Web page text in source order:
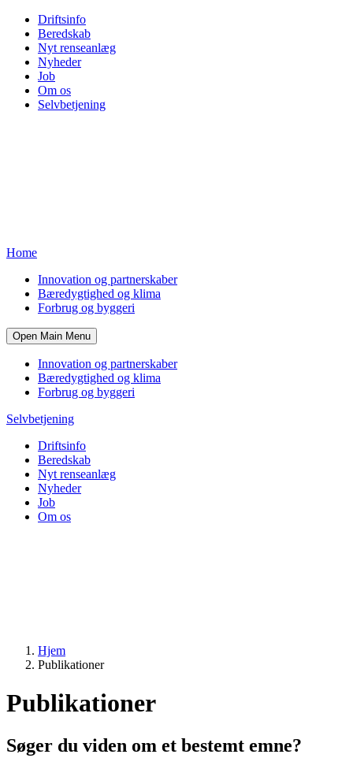
Driftsinfo
Beredskab
Nyt renseanlæg
Nyheder
Job
Om os
Selvbetjening
Home
Innovation og partnerskaber
Bæredygtighed og klima
Forbrug og byggeri
Open Main Menu
Innovation og partnerskaber
Bæredygtighed og klima
Forbrug og byggeri
Selvbetjening
Driftsinfo
Beredskab
Nyt renseanlæg
Nyheder
Job
Om os
Hjem
Publikationer
Publikationer
Søger du viden om et bestemt emne?